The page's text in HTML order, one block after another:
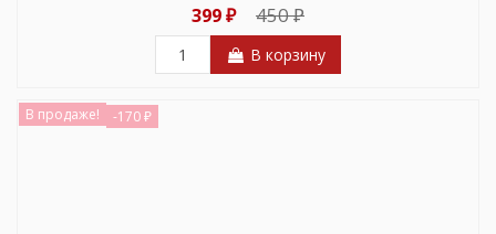
399 ₽ 450 ₽
В корзину
В продаже! -170 ₽